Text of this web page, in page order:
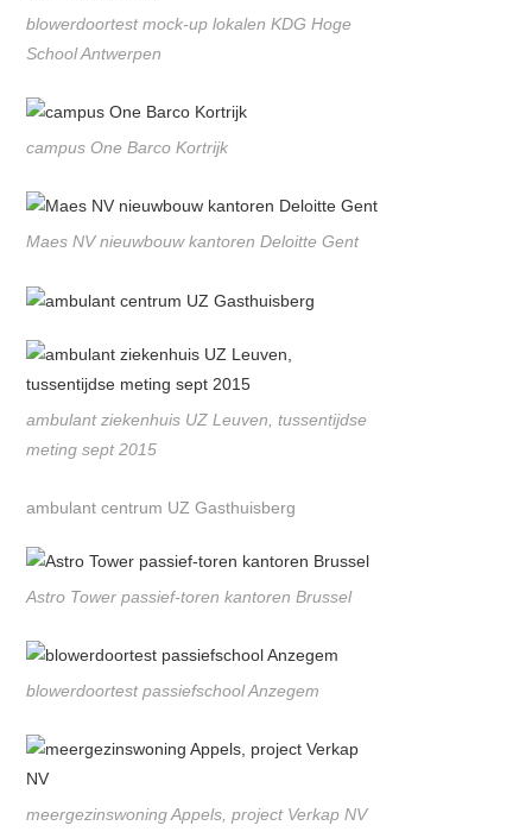
blowerdoortest mock-up lokalen KDG Hoge
School Antwerpen
campus One Barco Kortrijk
Maes NV nieuwbouw kantoren Deloitte Gent
ambulant ziekenhuis UZ Leuven, tussentijdse
meting sept 2015
ambulant centrum UZ Gasthuisberg
Astro Tower passief-toren kantoren Brussel
blowerdoortest passiefschool Anzegem
meergezinswoning Appels, project Verkap NV